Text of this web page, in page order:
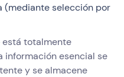
(mediante selección por
está totalmente
información esencial se
y se almacene